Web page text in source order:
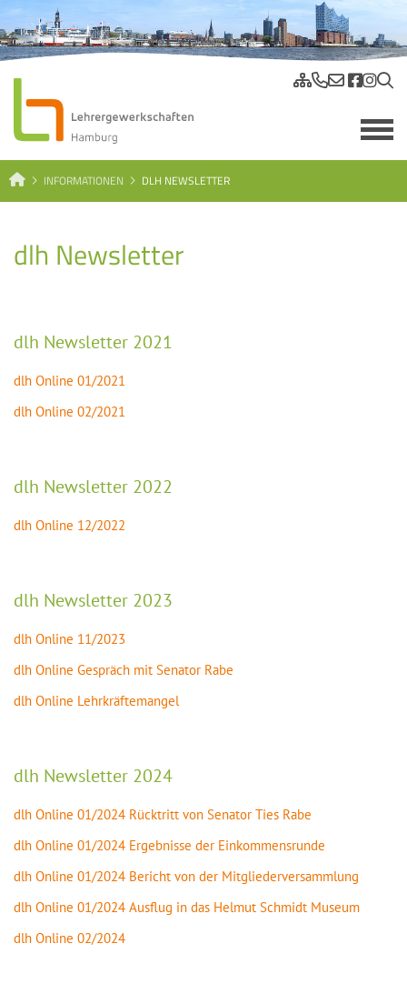
INFORMATIONEN DLH NEWSLETTER
dlh Newsletter
dlh Newsletter 2021
dlh Online 01/2021
dlh Online 02/2021
dlh Newsletter 2022
dlh Online 12/2022
dlh Newsletter 2023
dlh Online 11/2023
dlh Online Gespräch mit Senator Rabe
dlh Online Lehrkräftemangel
dlh Newsletter 2024
dlh Online 01/2024 Rücktritt von Senator Ties Rabe
dlh Online 01/2024 Ergebnisse der Einkommensrunde
dlh Online 01/2024 Bericht von der Mitgliederversammlung
dlh Online 01/2024 Ausflug in das Helmut Schmidt Museum
dlh Online 02/2024